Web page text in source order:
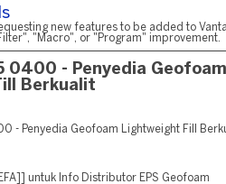
new features to be added to
"Macro", or "Program" improvement.
0400 - Penyedia Geofoam
Berkualit
- Penyedia Geofoam Lightweight Fill
untuk Info Distributor EPS Geofoam